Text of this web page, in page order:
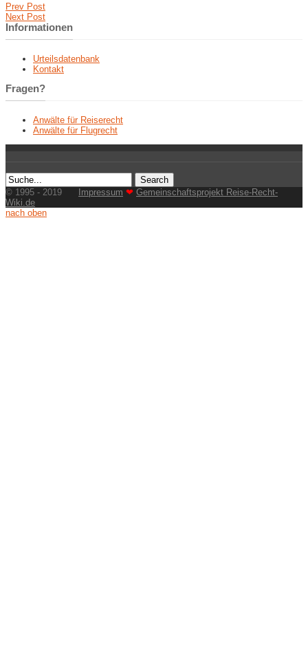
Prev Post
Next Post
Informationen
Urteilsdatenbank
Kontakt
Fragen?
Anwälte für Reiserecht
Anwälte für Flugrecht
© 1995 - 2019 Impressum ❤ Gemeinschaftsprojekt Reise-Recht-
Wiki.de
nach oben